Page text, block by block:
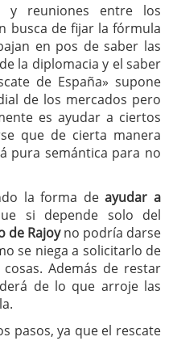
y reuniones entre los
busca de fijar la fórmula
en pos de saber las
la diplomacia y el saber
de España» supone
de los mercados pero
es ayudar a ciertos
que de cierta manera
pura semántica para no
la forma deayudar a
si depende solo del
de Rajoyno podría darse
se niega a solicitarlo de
Además de restar
de lo que arroje las
pasos, ya que el rescate